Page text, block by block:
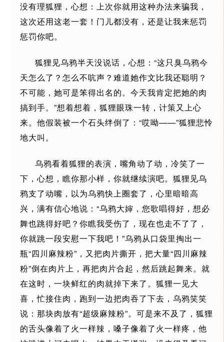
没有理狐狸，心想：上次你就用这种办法来骗我，
这次还用这老一套！门儿都没有，还是让我来惩罚
惩罚你吧。
狐狸见乌鸦半天没说话，心想：“这只臭乌鸦今
天怎么了？怎么不吭声？难道她作文比我还聪明？
不可能，她可是笨得出名的。今天我肯定把她的肉
搞到手。”想着想着，狐狸眼珠一转，计策又上心
来。他假装被一个石头绊倒了：“哎呦——”狐狸悲怜
地大叫。
乌鸦看着狐狸的表演，嘴角动了动，冷笑了一
下，心想，瞧你那小样，你就继续演吧。狐狸见乌
鸦支了动嘴，以为乌鸦快上圈套了，心里暗暗高
兴，满有信心地说：“乌鸦大婶，您歌唱得好，想必
舞也跳得好吧？你瞧我受伤了，现在也走不了了，
你就跳一段安慰一下我吧！”乌鸦从口袋里掏出一
瓶“四川麻辣粉”，又把肉片撕开，把大量“四川麻辣
粉”倒在肉片上，再把肉片合起，然后跳起舞来。就
在这时，一块鲜红的肉就掉下来了。狐狸一见大
喜，忙接住肉，跑到一边把肉吞了下去，乌鸦笑笑
说：那块肉放有“超级麻辣粉”。可是来不及了，狐狸
的舌头像着了火一样辣，嗓子像着了火一样疼，他